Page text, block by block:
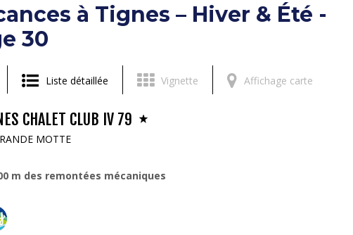
à Tignes – Hiver & Été -
30
Liste détaillée Vignette Affichage carte
CHALET CLUB IV 79
MOTTE
m des remontées mécaniques